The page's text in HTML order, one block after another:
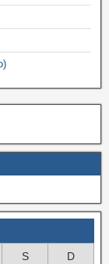
S D